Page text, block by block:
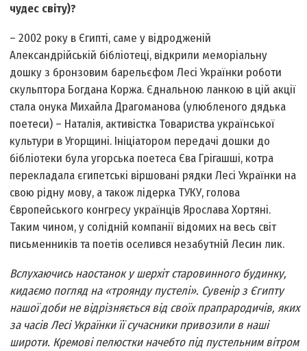
чудес світу)?
– 2002 року в Єгипті, саме у відродженій
Александрійській бібліотеці, відкрили меморіальну
дошку з бронзовим барельєфом Лесі Українки роботи
скульптора Богдана Коржа. Єднальною ланкою в цій акції
стала онука Михайла Драгоманова (улюбленого дядька
поетеси) – Наталія, активістка Товариства української
культури в Угорщині. Ініціатором передачі дошки до
бібліотеки була угорська поетеса Єва Грігашші, котра
перекладала єгипетські віршовані рядки Лесі Українки на
свою рідну мову, а також лідерка ТУКУ, голова
Європейського конгресу українців Ярослава Хортяні.
Таким чином, у солідній компанії відомих на весь світ
письменників та поетів оселився незабутній Лесин лик.
Вслухаючись наостанок у шерхіт старовинного будинку,
кидаємо погляд на «троянду пустелі». Сувенір з Єгипту
нашої доби не відрізняється від своїх прапрародичів, яких
за часів Лесі Українки її сучасники привозили в наші
широти. Кремові пелюстки начебто під пустельним вітром